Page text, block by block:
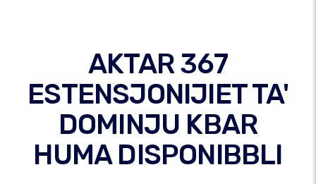
AKTAR 367
ESTENSJONIJIET TA'
DOMINJU KBAR
HUMA DISPONIBBLI